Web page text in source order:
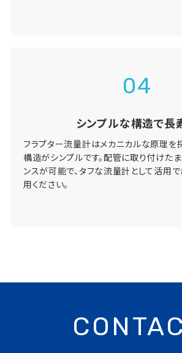
04
シンプルな構造で長
フラプター流量計はメカニカルな原理を
構造がシンプルです。配管に取り付けた
ンスが可能で、タフな流量計として活用
用ください。